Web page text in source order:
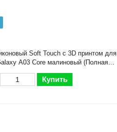
Soft Touch с 3D принтом для
A03 Core малиновый (Полная
Купить